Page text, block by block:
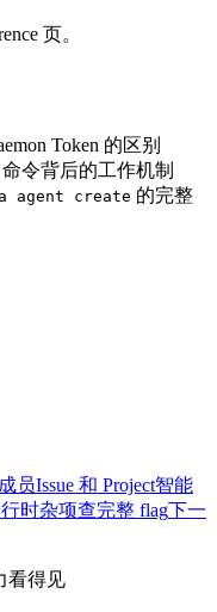
页。
Token 的区别
命令背后的工作机制
agent create 的完整
员Issue 和 Project智能
时杂项查完整 flag下一
看得见